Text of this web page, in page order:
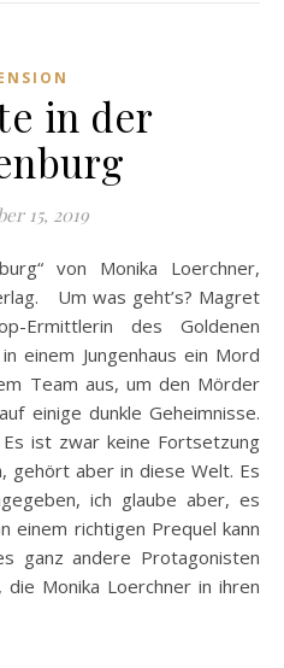
in der
15, 2019
Um was geht’s? Magret
Ermittlerin des Goldenen
einem Jungenhaus ein Mord
Team aus, um den Mörder
einige dunkle Geheimnisse.
Es ist zwar keine Fortsetzung
gehört aber in diese Welt. Es
ich glaube aber, es
einem richtigen Prequel kann
ganz andere Protagonisten
Monika Loerchner in ihren